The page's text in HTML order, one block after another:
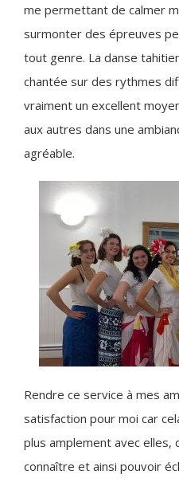
me permettant de calmer
surmonter des épreuves
tout genre. La danse
chantée sur des rythmes
vraiment un excellent
aux autres dans une
agréable.
Rendre ce service à mes
satisfaction pour moi car
plus amplement avec elles,
connaître et ainsi pouvoir